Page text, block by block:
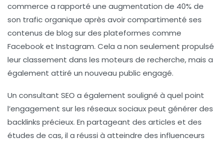
commerce a rapporté une augmentation de 40% de
son trafic organique après avoir compartimenté ses
contenus de blog sur des plateformes comme
Facebook et Instagram. Cela a non seulement propulsé
leur classement dans les moteurs de recherche, mais a
également attiré un nouveau public engagé.
Un consultant SEO a également souligné à quel point
l’engagement sur les réseaux sociaux peut générer des
backlinks précieux. En partageant des articles et des
études de cas, il a réussi à atteindre des influenceurs